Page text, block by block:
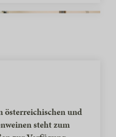
österreichischen und
steht zum